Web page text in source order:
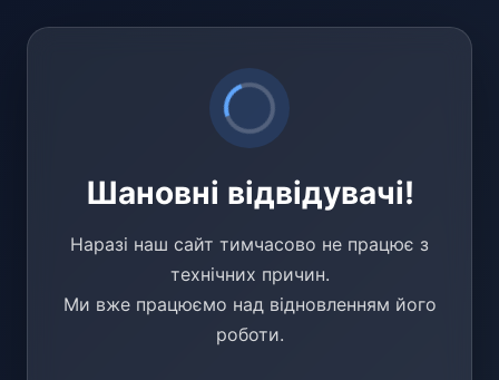
Шановні відвідувачі!
Наразі наш сайт тимчасово не працює з
технічних причин.
Ми вже працюємо над відновленням його
роботи.